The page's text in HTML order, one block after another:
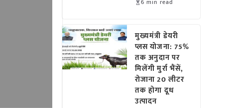
6 min read
मुख्यमंत्री डेयरी
प्लस योजना: 75%
तक अनुदान पर
मिलेंगी मुर्रा भैंसें,
रोजाना 20 लीटर
तक होगा दूध
उत्पादन